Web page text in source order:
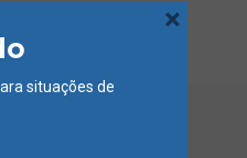
situações de
×